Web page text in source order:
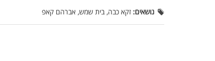
נושאים: זקא כבה, בית שמש, אברהם קאפ